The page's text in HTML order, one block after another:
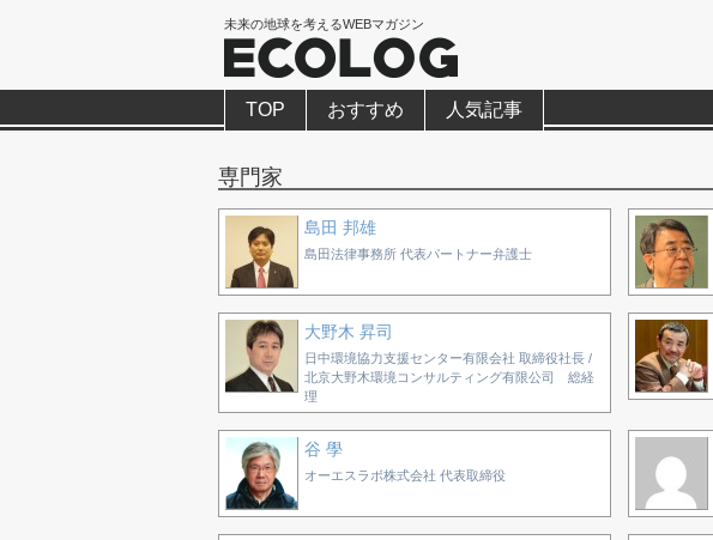
未来の地球を考えるWEBマガジン
TOP おすすめ 人気記事
専門家
島田 邦雄
島田法律事務所 代表パートナー弁護士
大野木 昇司
日中環境協力支援センター有限会社 取締役社長 /
北京大野木環境コンサルティング有限公司 総経
理
谷 學
オーエスラボ株式会社 代表取締役